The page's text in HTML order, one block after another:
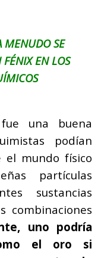
MENUDO SE
FÉNIX EN LOS
fue una buena
podían
el mundo físico
partículas
sustancias
combinaciones
uno podría
el oro si